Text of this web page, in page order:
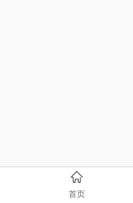
首页